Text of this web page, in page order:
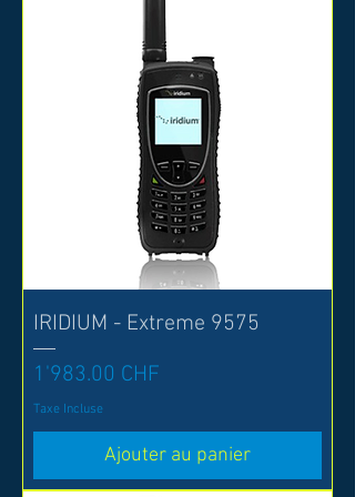
IRIDIUM - Extreme 9575
Prix
1'983.00 CHF
Taxe Incluse
Ajouter au panier